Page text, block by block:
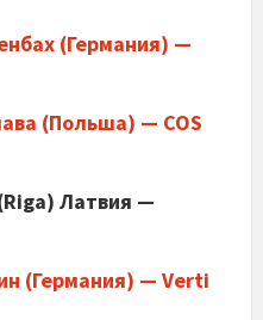
(Германия) —
(Польша) — COS
Латвия —
(Германия) — Verti